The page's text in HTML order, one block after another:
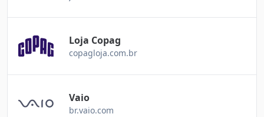
Loja Copag
copagloja.com.br
Vaio
br.vaio.com